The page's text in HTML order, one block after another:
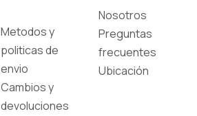
Metodos y
politicas de
envio
Cambios y
devoluciones
Nosotros
Preguntas
frecuentes
Ubicación